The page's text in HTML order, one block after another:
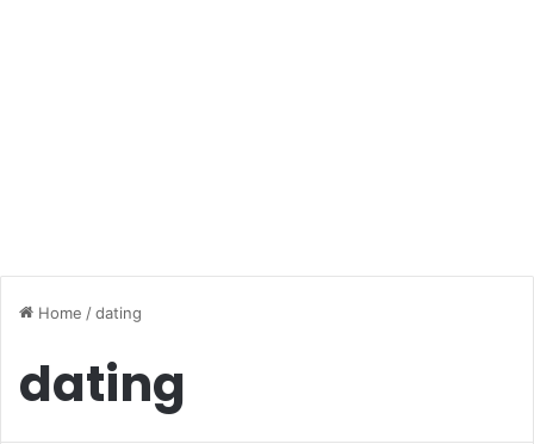
Home /dating
dating